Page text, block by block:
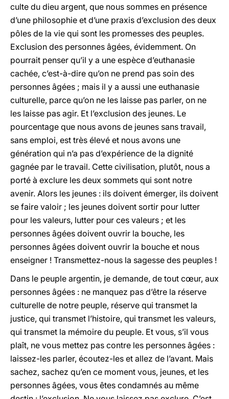
culte du dieu argent, que nous sommes en présence
d’une philosophie et d’une praxis d’exclusion des deux
pôles de la vie qui sont les promesses des peuples.
Exclusion des personnes âgées, évidemment. On
pourrait penser qu’il y a une espèce d’euthanasie
cachée, c’est-à-dire qu’on ne prend pas soin des
personnes âgées ; mais il y a aussi une euthanasie
culturelle, parce qu’on ne les laisse pas parler, on ne
les laisse pas agir. Et l’exclusion des jeunes. Le
pourcentage que nous avons de jeunes sans travail,
sans emploi, est très élevé et nous avons une
génération qui n’a pas d’expérience de la dignité
gagnée par le travail. Cette civilisation, plutôt, nous a
porté à exclure les deux sommets qui sont notre
avenir. Alors les jeunes : ils doivent émerger, ils doivent
se faire valoir ; les jeunes doivent sortir pour lutter
pour les valeurs, lutter pour ces valeurs ; et les
personnes âgées doivent ouvrir la bouche, les
personnes âgées doivent ouvrir la bouche et nous
enseigner ! Transmettez-nous la sagesse des peuples !
Dans le peuple argentin, je demande, de tout cœur, aux
personnes âgées : ne manquez pas d’être la réserve
culturelle de notre peuple, réserve qui transmet la
justice, qui transmet l’histoire, qui transmet les valeurs,
qui transmet la mémoire du peuple. Et vous, s’il vous
plaît, ne vous mettez pas contre les personnes âgées :
laissez-les parler, écoutez-les et allez de l’avant. Mais
sachez, sachez qu’en ce moment vous, jeunes, et les
personnes âgées, vous êtes condamnés au même